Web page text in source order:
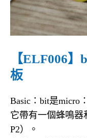
【ELF006
板
Basic：bit是micro
它帶有一個蜂鳴器
P2）。